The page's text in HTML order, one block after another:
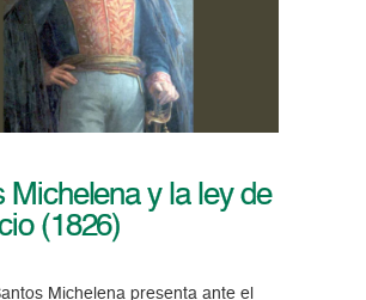
Michelena y la ley de
(1826)
Michelena presenta ante el